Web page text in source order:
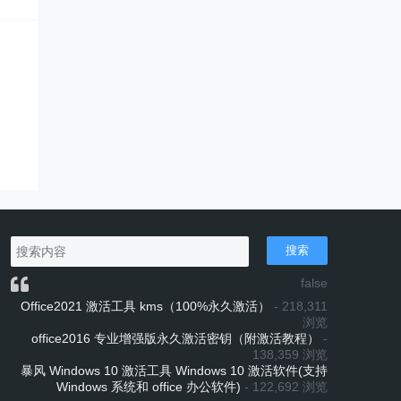
搜索
false
Office2021 激活工具 kms（100%永久激活）
- 218,311
浏览
office2016 专业增强版永久激活密钥（附激活教程）
-
138,359 浏览
暴风 Windows 10 激活工具 Windows 10 激活软件(支持
Windows 系统和 office 办公软件) - 122,692 浏览